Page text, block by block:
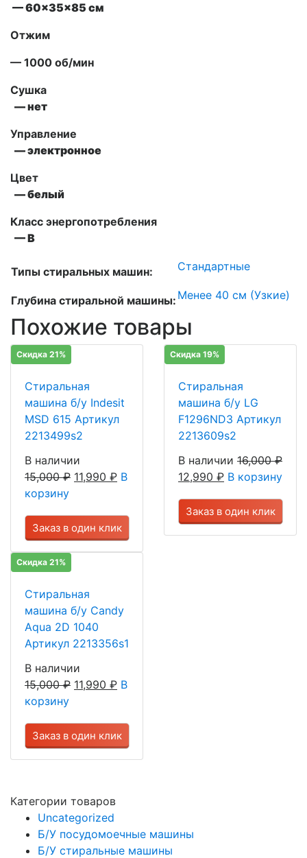
— 60x35x85 см
Отжим
— 1000 об/мин
Сушка
— нет
Управление
— электронное
Цвет
— белый
Класс энергопотребления
— В
Типы стиральных машин: Стандартные
Глубина стиральной машины: Менее 40 см (Узкие)
Похожие товары
Скидка 21%
Стиральная
машина б/у Indesit
MSD 615 Артикул
2213499s2
В наличии
15,000₽ 11,990 ₽ В
корзину
Заказ в один клик
Скидка 19%
Стиральная
машина б/у LG
F1296ND3 Артикул
2213609s2
В наличии 16,000₽
12,990 ₽ В корзину
Заказ в один клик
Скидка 21%
Стиральная
машина б/у Candy
Aqua 2D 1040
Артикул 2213356s1
В наличии
15,000₽ 11,990 ₽ В
корзину
Заказ в один клик
Категории товаров
Uncategorized
Б/У посудомоечные машины
Б/У стиральные машины